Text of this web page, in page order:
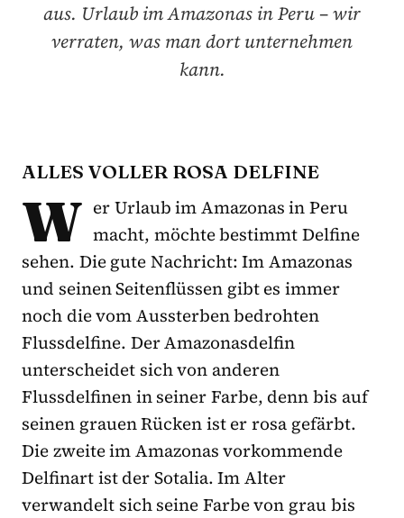
aus. Urlaub im Amazonas in Peru – wir
verraten, was man dort unternehmen
kann.
ALLES VOLLER ROSA DELFINE
W er Urlaub im Amazonas in Peru
macht, möchte bestimmt Delfine
sehen. Die gute Nachricht: Im Amazonas
und seinen Seitenflüssen gibt es immer
noch die vom Aussterben bedrohten
Flussdelfine. Der Amazonasdelfin
unterscheidet sich von anderen
Flussdelfinen in seiner Farbe, denn bis auf
seinen grauen Rücken ist er rosa gefärbt.
Die zweite im Amazonas vorkommende
Delfinart ist der Sotalia. Im Alter
verwandelt sich seine Farbe von grau bis